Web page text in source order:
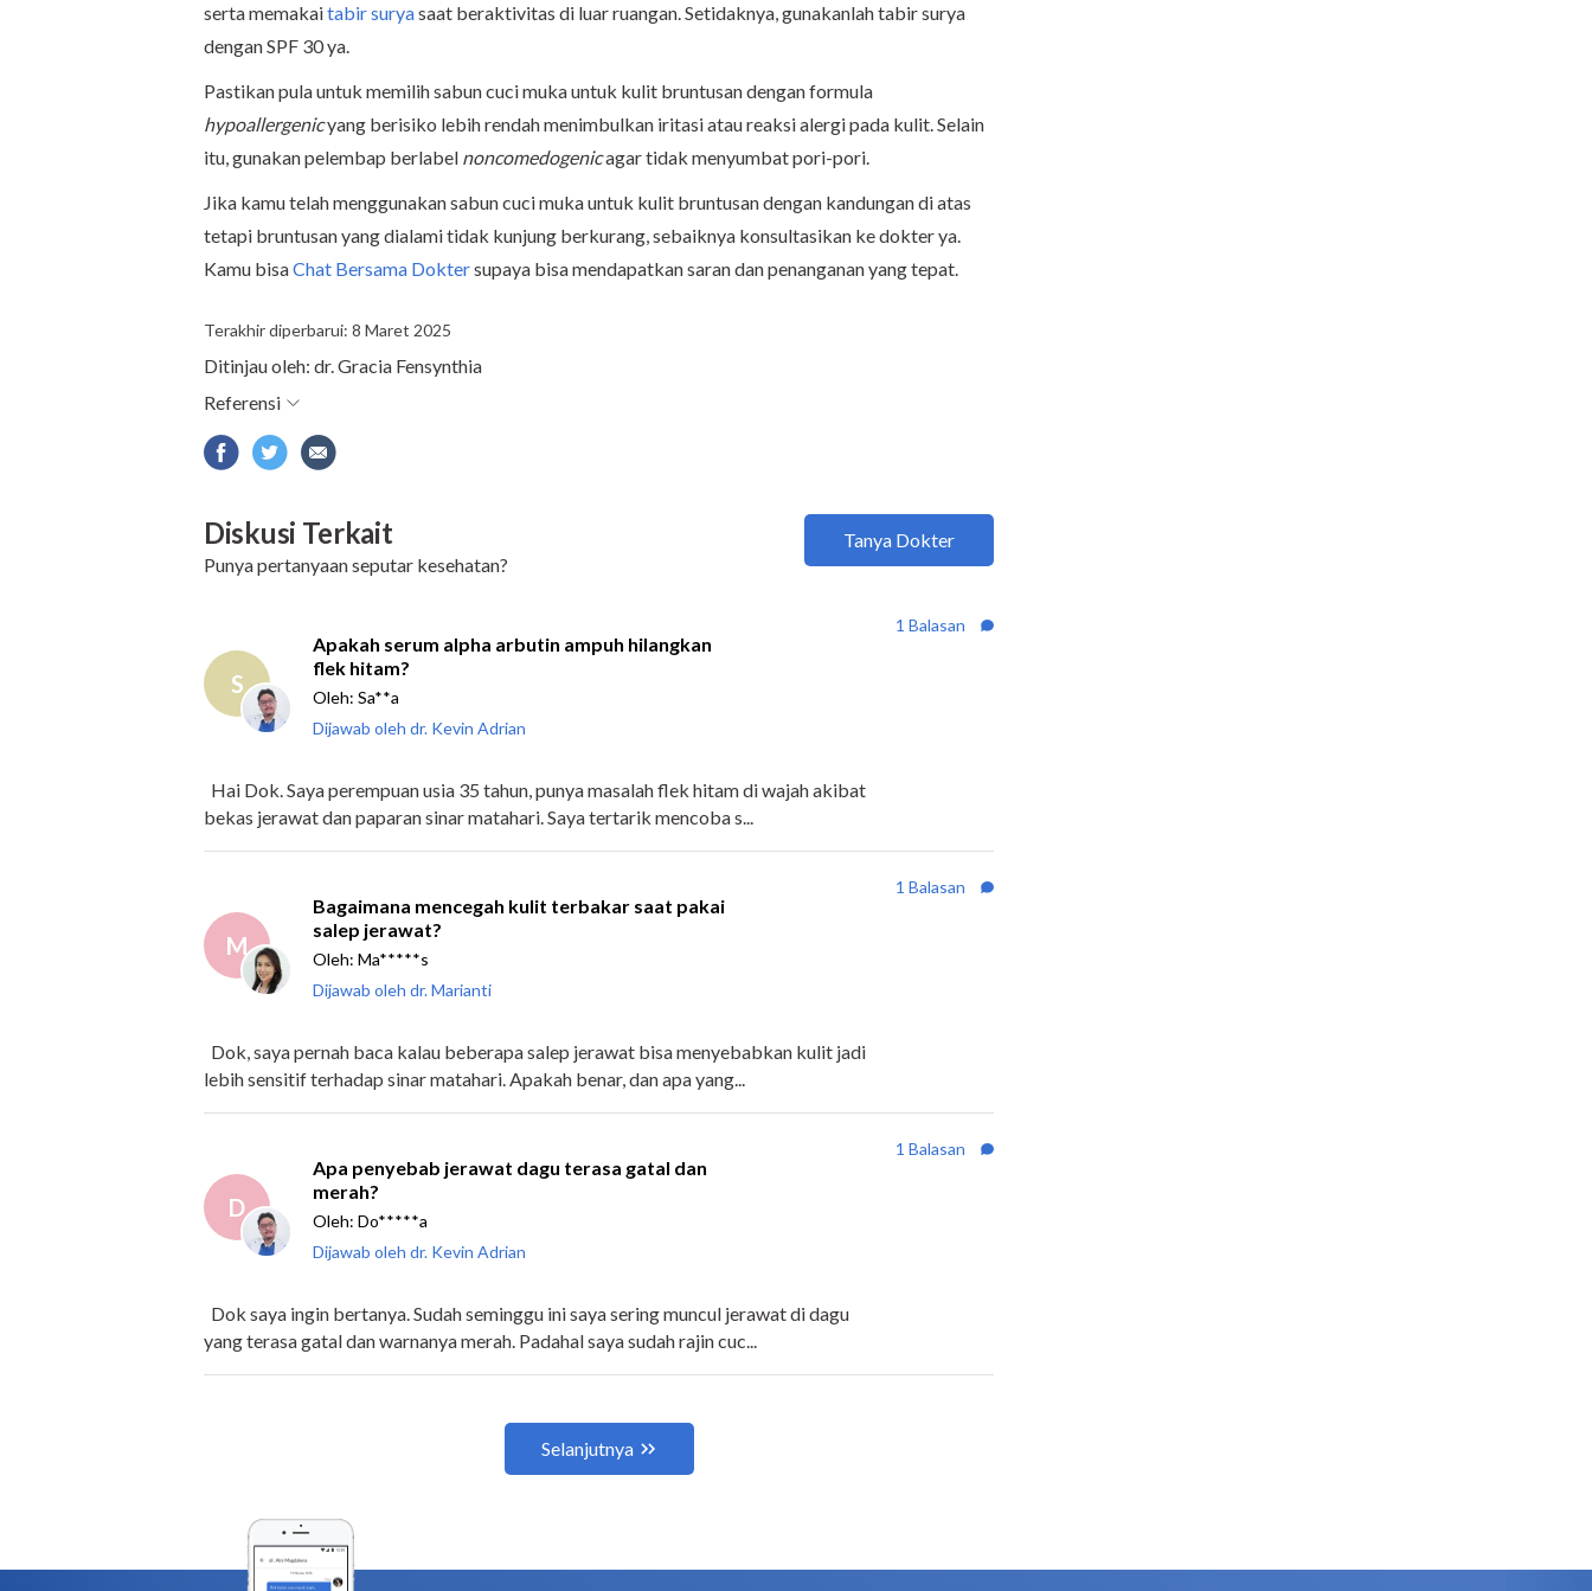
serta memakaitabir suryasaat beraktivitas di luar ruangan. Setidaknya, gunakanlah tabir surya
dengan SPF 30 ya.
Pastikan pula untuk memilih sabun cuci muka untuk kulit bruntusandengan formula
hypoallergenicyang berisiko lebih rendah menimbulkan iritasi atau reaksi alergi pada kulit. Selain
itu, gunakan pelembap berlabel noncomedogenicagar tidak menyumbat pori-pori.
Jika kamu telah menggunakan sabun cuci muka untuk kulit bruntusan dengan kandungan di atas
tetapi bruntusan yang dialami tidak kunjung berkurang, sebaiknya konsultasikan ke dokter ya.
Kamu bisaChat Bersama Doktersupaya bisa mendapatkan saran dan penanganan yang tepat.
Terakhir diperbarui: 8 Maret 2025